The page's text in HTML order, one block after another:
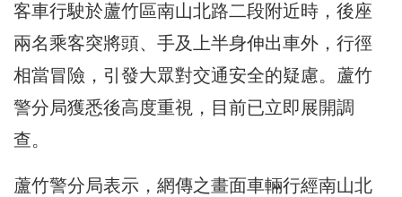
客車行駛於蘆竹區南山北路二段附近時，後座
兩名乘客突將頭、手及上半身伸出車外，行徑
相當冒險，引發大眾對交通安全的疑慮。蘆竹
警分局獲悉後高度重視，目前已立即展開調
查。
蘆竹警分局表示，網傳之畫面車輛行經南山北